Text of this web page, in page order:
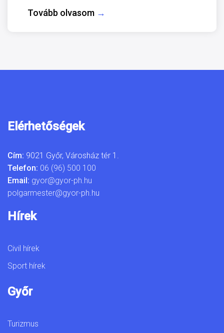
Tovább olvasom →
Elérhetőségek
Cím: 9021 Győr, Városház tér 1.
Telefon: 06 (96) 500 100
Email: gyor@gyor-ph.hu
polgarmester@gyor-ph.hu
Hírek
Civil hírek
Sport hírek
Győr
Turizmus